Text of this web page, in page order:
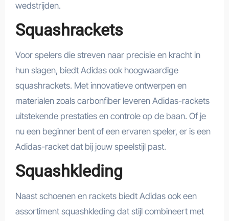
wedstrijden.
Squashrackets
Voor spelers die streven naar precisie en kracht in
hun slagen, biedt Adidas ook hoogwaardige
squashrackets. Met innovatieve ontwerpen en
materialen zoals carbonfiber leveren Adidas-rackets
uitstekende prestaties en controle op de baan. Of je
nu een beginner bent of een ervaren speler, er is een
Adidas-racket dat bij jouw speelstijl past.
Squashkleding
Naast schoenen en rackets biedt Adidas ook een
assortiment squashkleding dat stijl combineert met